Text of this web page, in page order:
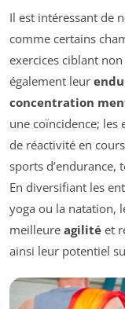
Il est intéressant de
comme certains
exercices ciblant
également leur
concentration
une coïncidence; les
de réactivité en
sports d’endurance,
En diversifiant les
yoga ou la natation,
meilleure agilité et
ainsi leur potentiel